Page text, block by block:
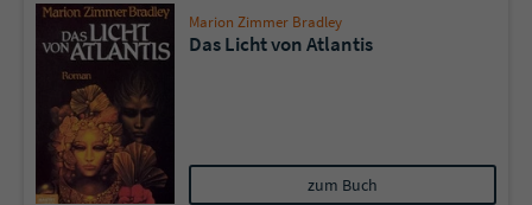
Marion Zimmer Bradley
Das Licht von Atlantis
zum Buch